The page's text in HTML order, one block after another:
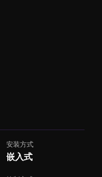
安装方式
嵌入式